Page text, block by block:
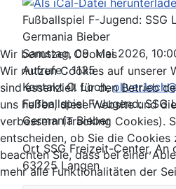
Fußballspiel F-Jugend: SSG
Germania Bieber
Samstag, 09. Mai 2026,
Aufrufe: 1135
KontaktO. Loch,
Fußballspiel F-Jugend: SSG
Germania Bieber
Ort SSG Freizeit-Center, An
63225 Langen
Wir benutzen Cookies
Wir nutzen Cookies auf unserer
sind essenziell für den Betrieb
uns helfen, diese Website und
verbessern (Tracking Cookies).
entscheiden, ob Sie die Cookies
beachten Sie, dass bei einer
mehr alle Funktionalitäten der